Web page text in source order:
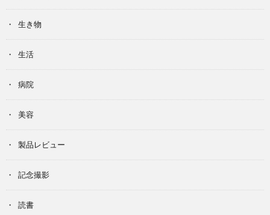
生き物
生活
病院
美容
製品レビュー
記念撮影
読書